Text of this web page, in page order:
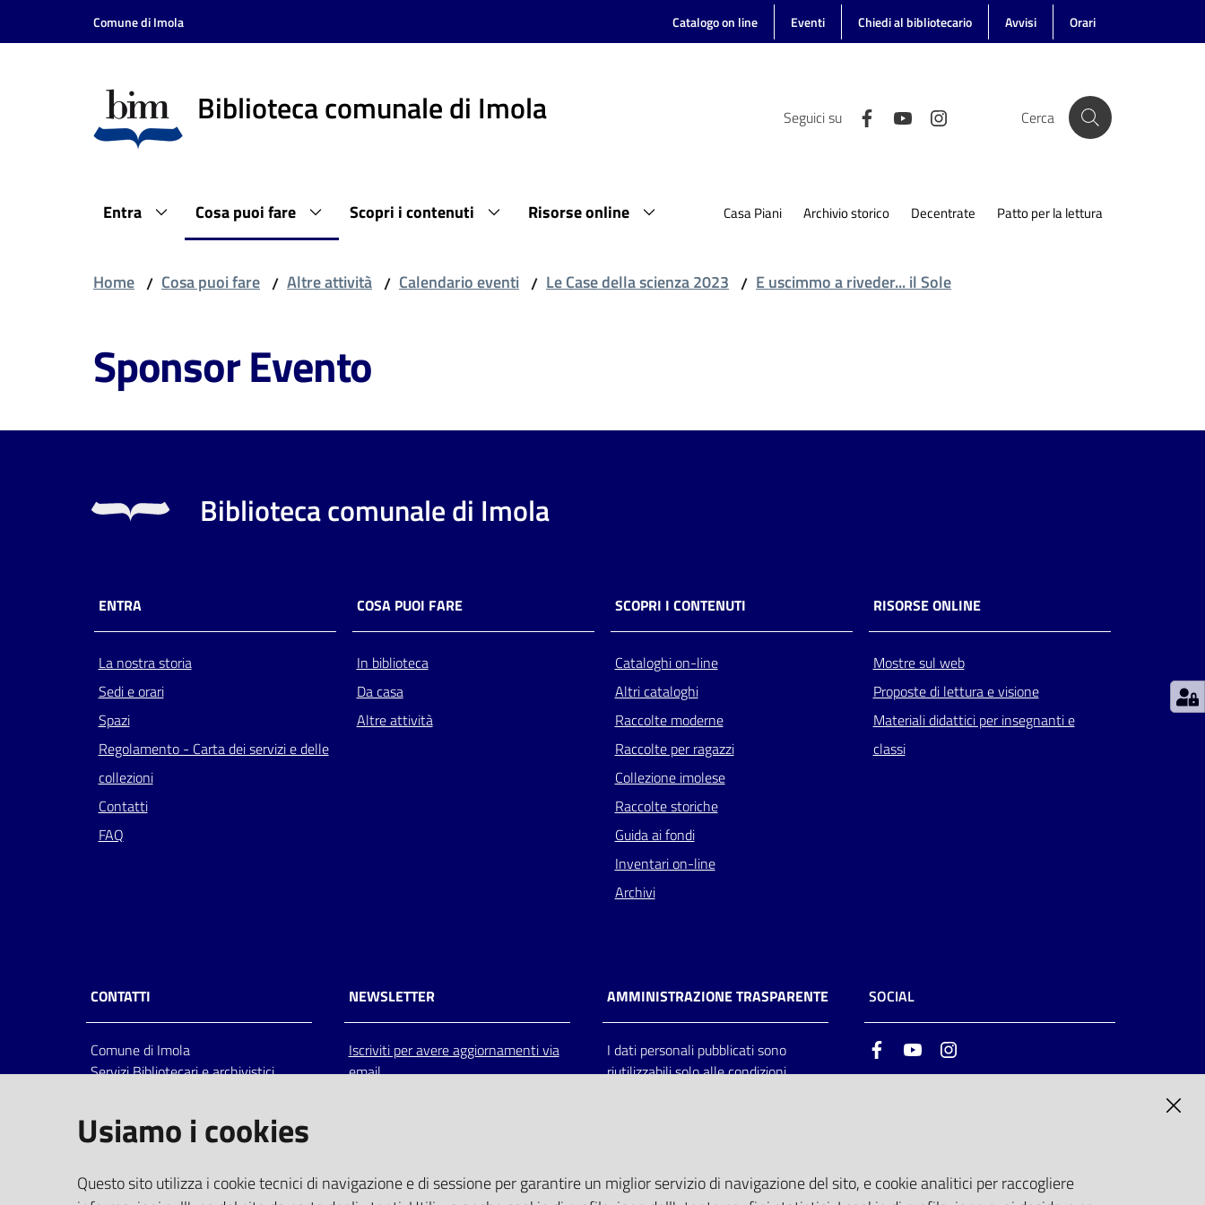
Vai al contenuto
Vai alla navigazione
Comune di Imola Catalogo on line Eventi Chiedi al bibliotecario Avvisi Orari
Biblioteca comunale di Imola Seguici su Cerca
Entra Cosa puoi fare Scopri i contenuti Risorse online Casa Piani Archivio storico Decentrate Patto per la lettura
Home / Cosa puoi fare / Altre attività / Calendario eventi / Le Case della scienza 2023 / E uscimmo a riveder... il Sole
Sponsor Evento
Biblioteca comunale di Imola
ENTRA
La nostra storia
Sedi e orari
Spazi
Regolamento - Carta dei servizi e delle
collezioni
Contatti
FAQ
COSA PUOI FARE
In biblioteca
Da casa
Altre attività
SCOPRI I CONTENUTI
Cataloghi on-line
Altri cataloghi
Raccolte moderne
Raccolte per ragazzi
Collezione imolese
Raccolte storiche
Guida ai fondi
Inventari on-line
Archivi
RISORSE ONLINE
Mostre sul web
Proposte di lettura e visione
Materiali didattici per insegnanti e
classi
CONTATTI
Comune di Imola
Servizi Bibliotecari e archivistici
Italia
centralino: tel 0542.6026.36 fax
bim@comune.imola.bo.it
PEC
NEWSLETTER
Iscriviti per avere aggiornamenti via
email
AMMINISTRAZIONE TRASPARENTE
I dati personali pubblicati sono
riutilizzabili solo alle condizioni
SOCIAL
FacebookYoutube
Usiamo i cookies
Questo sito utilizza i cookie tecnici di navigazione e di sessione per garantire un miglior servizio di navigazione del sito, e cookie analitici per raccogliere